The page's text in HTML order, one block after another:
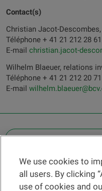
Contact(s)
Christian Jacot-
Téléphone + 41 21 212 28 61
E-mail christian.jacot-
Wilhelm Blaeuer, relations
Téléphone + 41 21 212 20 71
E-mail
We use cookies to
all users. By clicking
use of cookies and